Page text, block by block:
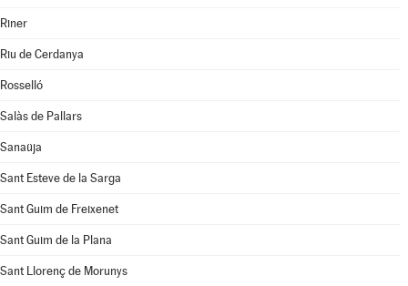
Riner
Riu de Cerdanya
Rosselló
Salàs de Pallars
Sanaüja
Sant Esteve de la Sarga
Sant Guim de Freixenet
Sant Guim de la Plana
Sant Llorenç de Morunys